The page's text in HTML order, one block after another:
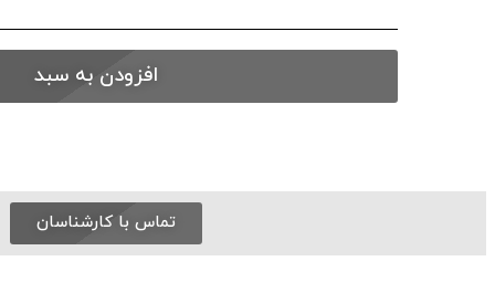
افزودن به سبد
تماس با کارشناسان